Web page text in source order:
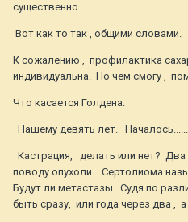
существенно.
Вот как то так , общими словами.
К сожалению , профилактика
индивидуальна. Но чем смогу ,
Что касается Голдена.
Нашему девять лет. Началось......
Кастрация, делать или нет?
поводу опухоли. Сертолиома
Будут ли метастазы. Судя по
быть сразу, или года через два ,